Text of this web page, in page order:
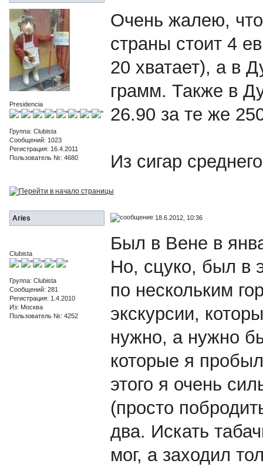
Presidencia
Группа: Clubista
Сообщений: 1023
Регистрация: 16.4.2011
Пользователь №: 4680
Очень жалею,
страны стоит 4
20 хватает), а в
грамм. Также в
26.90 за те же
Из сигар
Aries 18.6.2012, 10:36
Clubista
Группа: Clubista
Сообщений: 281
Регистрация: 1.4.2010
Из: Москва
Пользователь №: 4252
Был в Вене в
Но, сцуко, был в
по нескольким
экскурсии,
нужно, а нужно
которые я
этого я очень
(просто
два. Искать
мог, а заходил